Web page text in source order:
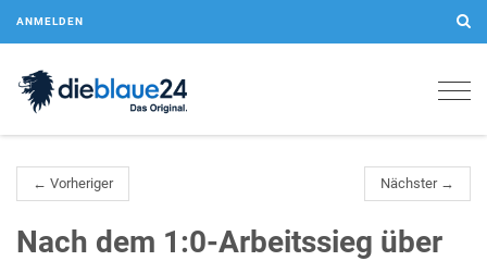
ANMELDEN
← Vorheriger Nächster →
Nach dem 1:0-Arbeitssieg über